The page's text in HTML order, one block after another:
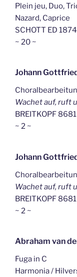
Plein jeu, Duo,
Nazard, Caprice
SCHOTT ED 1874
~ 20 ~
Johann
Wachet auf, ruft
BREITKOPF 8681
~ 2 ~
Johann
Wachet auf, ruft
BREITKOPF 8681
~ 2 ~
Abraham van
Fuga in C
Harmonia /